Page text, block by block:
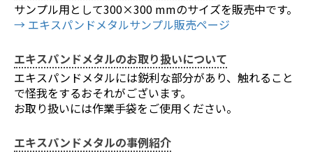
お買い物を続ける カートへ進む
サンプル用として300×300 mmのサイズを販売中です。
→ エキスパンドメタルサンプル販売ページ
エキスパンドメタルのお取り扱いについて
エキスパンドメタルには鋭利な部分があり、触れること
で怪我をするおそれがございます。
お取り扱いには作業手袋をご使用ください。
エキスパンドメタルの事例紹介